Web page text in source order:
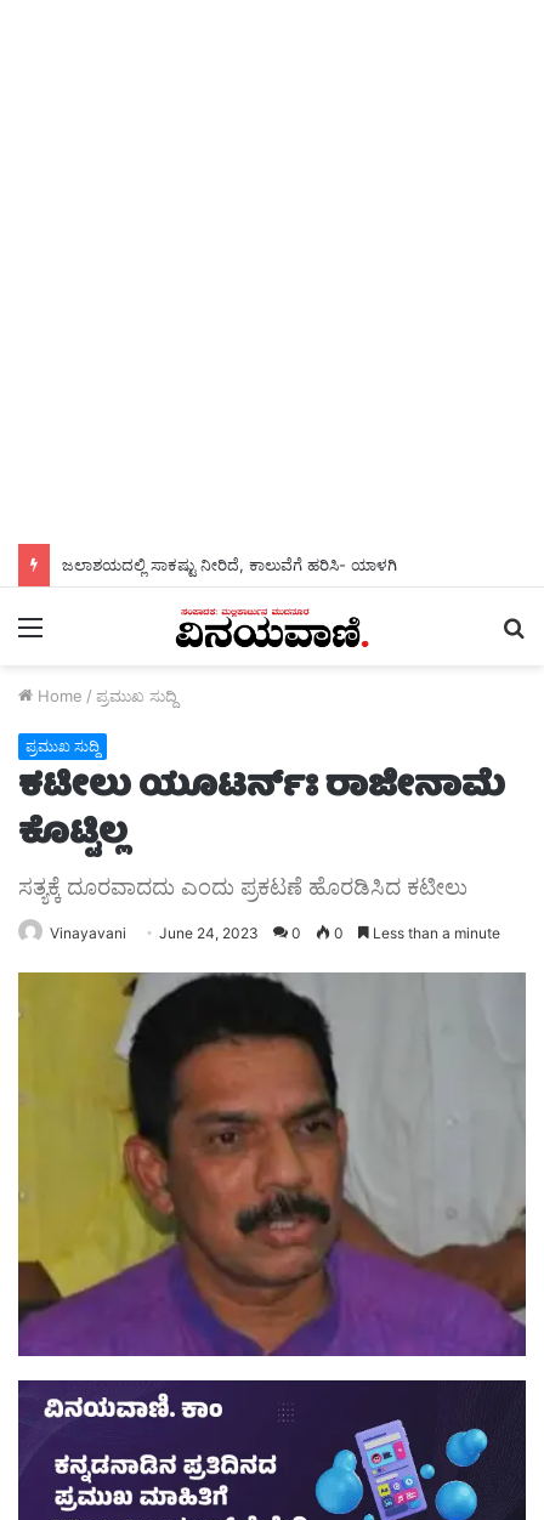
ಜಲಾಶಯದಲ್ಲಿ ಸಾಕಷ್ಟು ನೀರಿದೆ, ಕಾಲುವೆಗೆ ಹರಿಸಿ- ಯಾಳಗಿ
Menu
Home / ಪ್ರಮುಖ ಸುದ್ದಿ
ಪ್ರಮುಖ ಸುದ್ದಿ
ಕಟೀಲು ಯೂಟರ್ನ್ಃ ರಾಜೀನಾಮೆ
ಕೊಟ್ಟಿಲ್ಲ
ಸತ್ಯಕ್ಕೆ ದೂರವಾದದು ಎಂದು ಪ್ರಕಟಣೆ‌ ಹೊರಡಿಸಿದ ಕಟೀಲು
Vinayavani June 24, 2023 0 0 Less than a minute